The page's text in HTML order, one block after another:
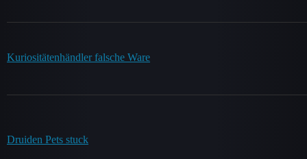
Kuriositätenhändler falsche Ware
Druiden Pets stuck